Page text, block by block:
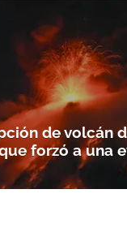
de volcán
forzó a una